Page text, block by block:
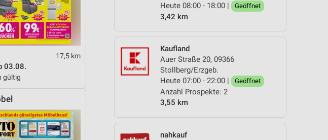
Heute 08:00 - 18:00 |
Geöffnet
3,42 km
Kaufland
Auer Straße 20, 09366
Stollberg/Erzgeb.
Heute 07:00 - 22:00 |
Geöffnet
Anzahl Prospekte: 2
3,55 km
nahkauf
17,5 km
03.08.
gültig